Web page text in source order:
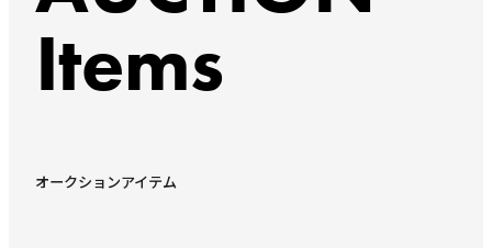
Items
オークションアイテム